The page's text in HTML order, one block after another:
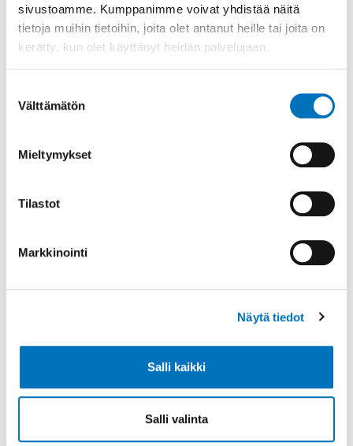
sivustoamme. Kumppanimme voivat yhdistää näitä
tietoja muihin tietoihin, joita olet antanut heille tai joita on
kerätty, kun olet käyttänyt heidän palvelujaan.
valinta
Välttämätön
Mieltymykset
Tilastot
Markkinointi
Näytä tiedot
Salli kaikki
Salli valinta
Tammikuun laskutuksen jälkeen liittyneet uudet
jäsenet yhdistys laskuttaa itse. Laskutuksen voi
tehdä Kilta-rekisterin kautta.
vuosittainen laskutus tammikuussa.
sivuinen jäsentiedote
kuukauden päästä ensimmäisen laskun jälkeen.
kuukausittaiset jäsenmaksujen tilitykset
mahdollisuus laskuttaa yhdistyksen jäseniä
rekisterin kautta
ohjeistus, käyttäjätuki ja verkkokoulutukset
yhdistyskäyttäjille